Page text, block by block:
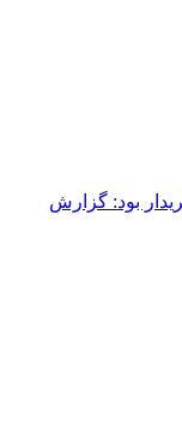
بود: گزارش